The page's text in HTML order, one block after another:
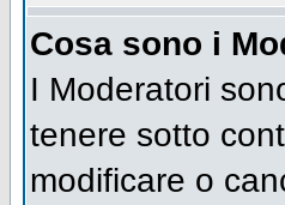
Cosa sono i
I Moderatori
tenere sotto
modificare o